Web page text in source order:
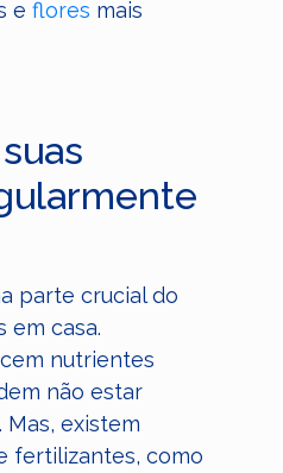
e flores mais
parte crucial do
em casa.
nutrientes
não estar
existem
fertilizantes, como